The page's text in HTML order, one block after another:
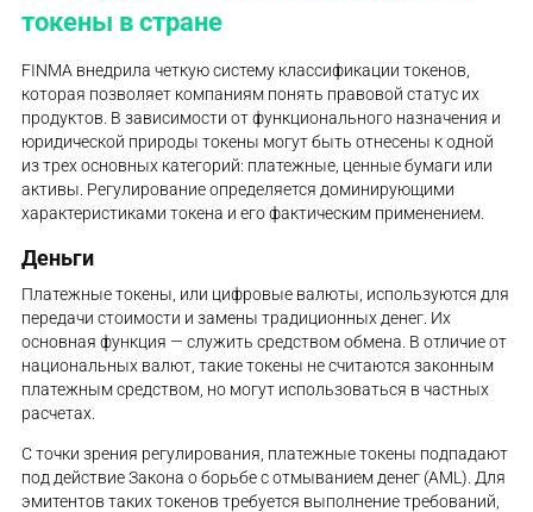
токены в стране
FINMA внедрила четкую систему классификации токенов,
которая позволяет компаниям понять правовой статус их
продуктов. В зависимости от функционального назначения и
юридической природы токены могут быть отнесены к одной
из трех основных категорий: платежные, ценные бумаги или
активы. Регулирование определяется доминирующими
характеристиками токена и его фактическим применением.
Деньги
Платежные токены, или цифровые валюты, используются для
передачи стоимости и замены традиционных денег. Их
основная функция — служить средством обмена. В отличие от
национальных валют, такие токены не считаются законным
платежным средством, но могут использоваться в частных
расчетах.
С точки зрения регулирования, платежные токены подпадают
под действие Закона о борьбе с отмыванием денег (AML). Для
эмитентов таких токенов требуется выполнение требований,